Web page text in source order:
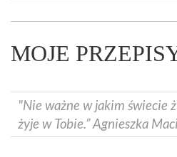
MOJE
"Nie ważne w jakim świecie
żyje w Tobie.” Agnieszka